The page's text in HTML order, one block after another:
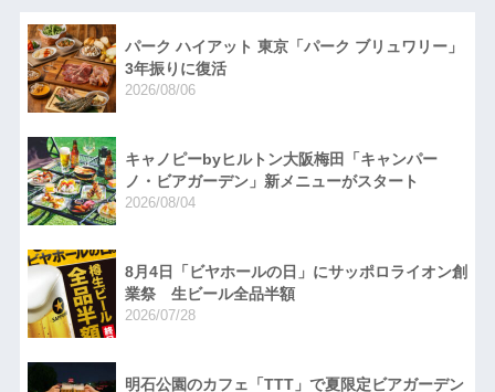
パーク ハイアット 東京「パーク ブリュワリー」
3年振りに復活
2026/08/06
キャノピーbyヒルトン大阪梅田「キャンパー
ノ・ビアガーデン」新メニューがスタート
2026/08/04
8月4日「ビヤホールの日」にサッポロライオン創
業祭 生ビール全品半額
2026/07/28
明石公園のカフェ「TTT」で夏限定ビアガーデン